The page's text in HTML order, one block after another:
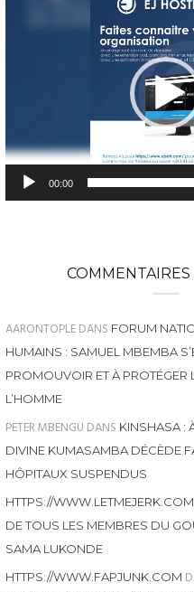
00:00
COMMENTAIRES
AARONTOPLEDANS FORUM
HUMAINS : SAMUEL MBEMBA
PROMOUVOIR ET À PROTÉGER
L’HOMME
PETER MBENGU DANS KINSHASA :
DIVINE KUMASAMBA DÉCÈDE
HÔPITAUX SUSPENDUS
HTTPS://WWW.LETMEJERK.COM
DE TOUS LES MEMBRES DU
SAMA LUKONDE
HTTPS://WWW.FAPJUNK.COM